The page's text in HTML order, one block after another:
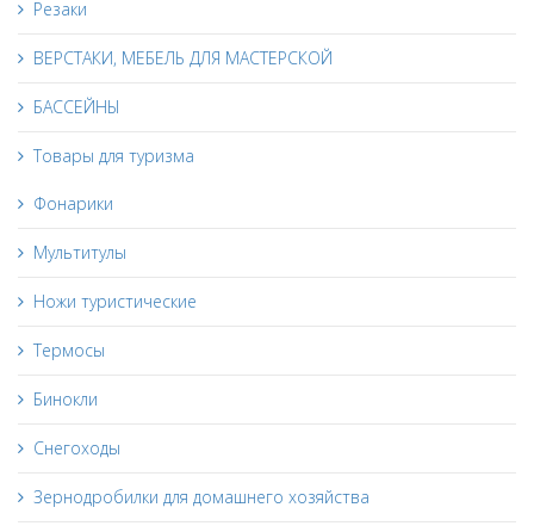
Резаки
ВЕРСТАКИ, МЕБЕЛЬ ДЛЯ МАСТЕРСКОЙ
БАССЕЙНЫ
Товары для туризма
Фонарики
Мультитулы
Ножи туристические
Термосы
Бинокли
Снегоходы
Зернодробилки для домашнего хозяйства